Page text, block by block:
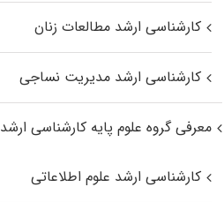
کارشناسی ارشد مطالعات زنان
کارشناسی ارشد مدیریت نساجی
معرفی گروه علوم پایه کارشناسی ارشد
کارشناسی ارشد علوم اطلاعاتی